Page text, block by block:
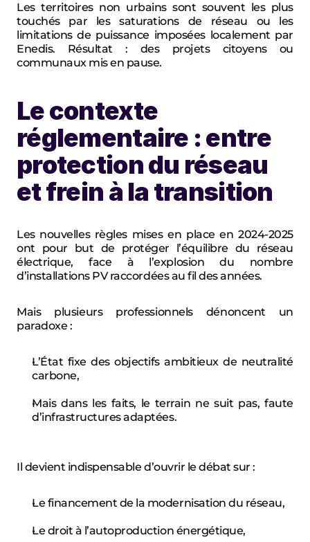
Les territoires non urbains sont souvent les plus
touchés par les saturations de réseau ou les
limitations de puissance imposées localement par
Enedis. Résultat : des projets citoyens ou
communaux mis en pause.
Le contexte
réglementaire : entre
protection du réseau
et frein à la transition
Les nouvelles règles mises en place en 2024-2025
ont pour but de protéger l’équilibre du réseau
électrique, face à l’explosion du nombre
d’installations PV raccordées au fil des années.
Mais plusieurs professionnels dénoncent un
paradoxe :
L’État fixe des objectifs ambitieux de neutralité
carbone,
Mais dans les faits, le terrain ne suit pas, faute
d’infrastructures adaptées.
Il devient indispensable d’ouvrir le débat sur :
Le financement de la modernisation du réseau,
Le droit à l’autoproduction énergétique,